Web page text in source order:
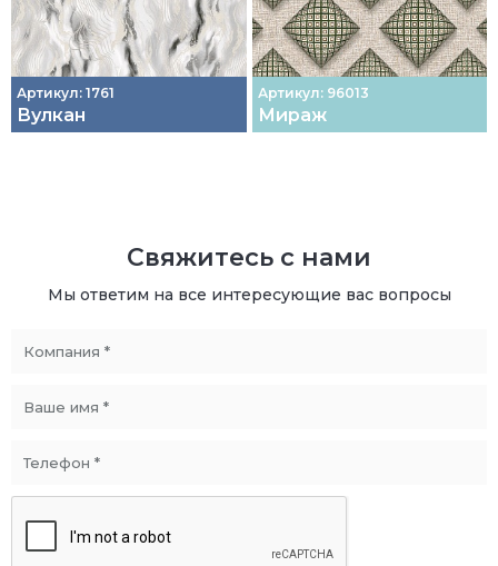
Артикул: 1761
Вулкан
Артикул: 96013
Мираж
Свяжитесь с нами
Мы ответим на все интересующие вас вопросы